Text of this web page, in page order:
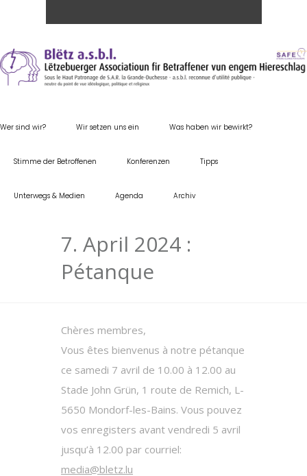
Wer sind wir? Wir setzen uns ein Was haben wir bewirkt?
Stimme der Betroffenen Konferenzen Tipps
Unterwegs & Medien Agenda Archiv
7. April 2024 :
Pétanque
Chères membres,
Vous êtes bienvenus à notre pétanque
ce samedi 7 avril de 10.00 à 12.00 au
Stade John Grün, 1 route de Remich, L-
5650 Mondorf-les-Bains. Vous pouvez
vos enregisters avant vendredi 5 avril
jusqu’à 12.00 par courriel:
media@bletz.lu